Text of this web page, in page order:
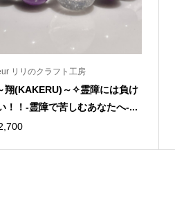
リリのクラフト工房
翔(KAKERU)～✧霊障には負け
！！-霊障で苦しむあなたへ-...